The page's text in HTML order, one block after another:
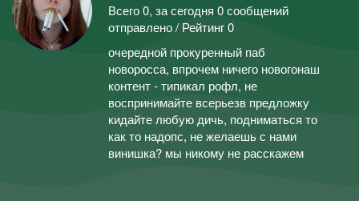
Всего 0, за сегодня 0 сообщений
отправлено / Рейтинг 0
очередной прокуренный паб
новоросса, впрочем ничего новогонаш
контент - типикал рофл, не
воспринимайте всерьезв предложку
кидайте любую дичь, подниматься то
как то надопс, не желаешь с нами
винишка? мы никому не расскажем